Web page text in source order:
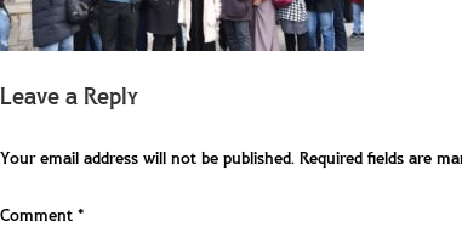
Leave a Reply
Your email address will not be published.Required fields are
Comment*